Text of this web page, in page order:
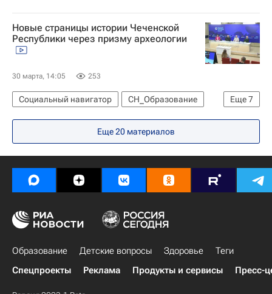
Новые страницы истории Чеченской
Республики через призму археологии
30 марта, 14:05 253
Еще7
Социальный навигатор
СН_Образование
Что не найдешь в учебнике
Москва
Российская академия наук
Россия
Археология история
Еще 20 материалов
Образование Детские вопросы Здоровье
Теги
Спецпроекты
Реклама Продукты и сервисы Пресс-